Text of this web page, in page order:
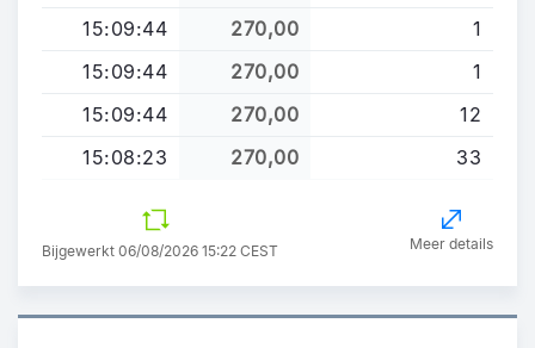
15:09:44
270,00
1
15:09:44
270,00
1
15:09:44
270,00
12
15:08:23
270,00 33
Bijgewerkt 06/08/2026 15:22 CEST Meer details